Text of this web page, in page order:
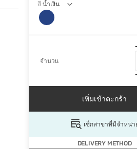
สี น้ำเงิน
จำนวน
เพิ่มเข้าตะกร้า
เช็กสาขาที่มีจำหน่า
DELIVERY METHOD